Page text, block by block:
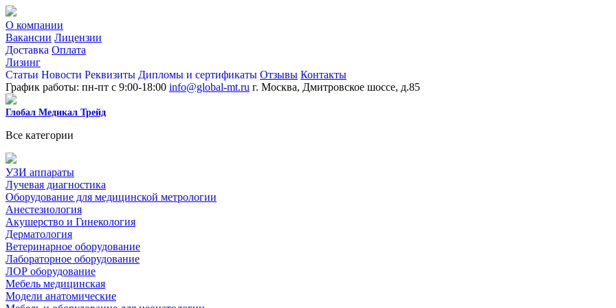
О компании
Вакансии Лицензии
Доставка Оплата
Лизинг
Статьи Новости Реквизиты Дипломы и сертификаты Отзывы Контакты
График работы: пн-пт с 9:00-18:00 info@global-mt.ru г. Москва, Дмитровское шоссе, д.85
Глобал Медикал Трейд
Все категории
УЗИ аппараты
Лучевая диагностика
Оборудование для медицинской метрологии
Анестезиология
Акушерство и Гинекология
Дерматология
Ветеринарное оборудование
Лабораторное оборудование
ЛОР оборудование
Мебель медицинская
Модели анатомические